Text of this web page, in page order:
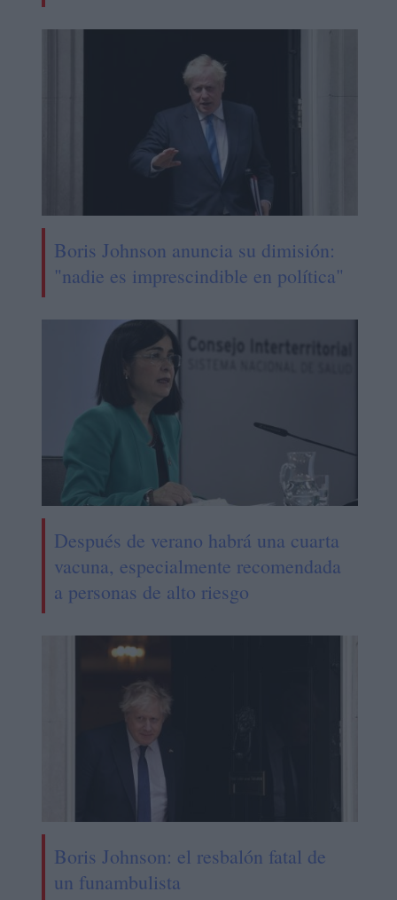
Boris Johnson anuncia su dimisión:
"nadie es imprescindible en política"
Después de verano habrá una cuarta
vacuna, especialmente recomendada
a personas de alto riesgo
Boris Johnson: el resbalón fatal de
un funambulista